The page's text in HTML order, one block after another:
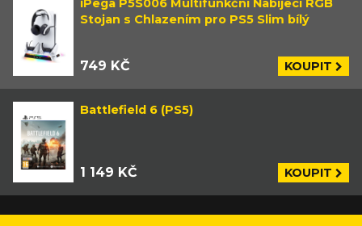
iPega P5S006 Multifunkční Nabíjecí RGB
Stojan s Chlazením pro PS5 Slim bílý
749 KČ KOUPIT
Battlefield 6 (PS5)
1 149 KČ KOUPIT